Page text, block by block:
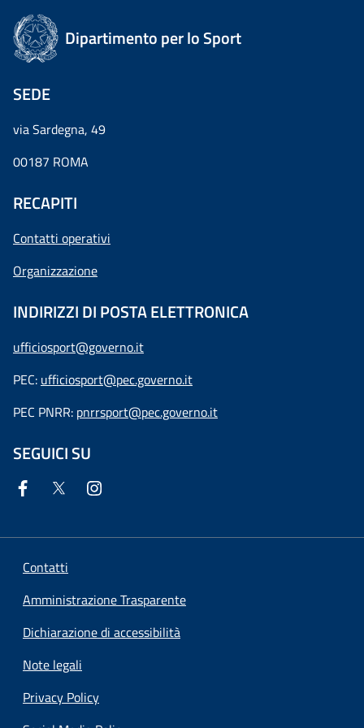
Dipartimento per lo Sport
SEDE
via Sardegna, 49
00187 ROMA
RECAPITI
Contatti operativi
Organizzazione
INDIRIZZI DI POSTA ELETTRONICA
ufficiosport@governo.it
PEC: ufficiosport@pec.governo.it
PEC PNRR: pnrrsport@pec.governo.it
SEGUICI SU
Contatti
Amministrazione Trasparente
Dichiarazione di accessibilità
Note legali
Privacy Policy